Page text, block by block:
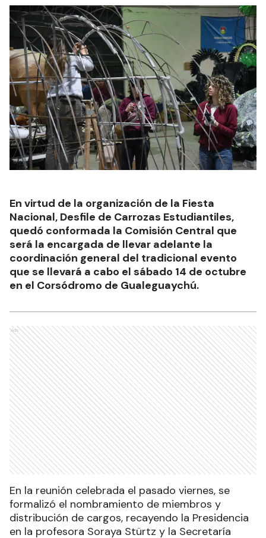
En virtud de la organización de la Fiesta
Nacional, Desfile de Carrozas Estudiantiles,
quedó conformada la Comisión Central que
será la encargada de llevar adelante la
coordinación general del tradicional evento
que se llevará a cabo el sábado 14 de octubre
en el Corsódromo de Gualeguaychú.
Ads
En la reunión celebrada el pasado viernes, se
formalizó el nombramiento de miembros y
distribución de cargos, recayendo la Presidencia
en la profesora Soraya Stürtz y la Secretaría